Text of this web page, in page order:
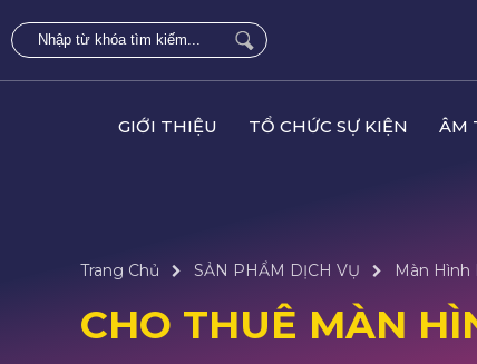
GIỚI THIỆU TỔ CHỨC SỰ KIỆN ÂM
Trang Chủ SẢN PHẨM DỊCH VỤ Màn Hình
CHO THUÊ MÀN